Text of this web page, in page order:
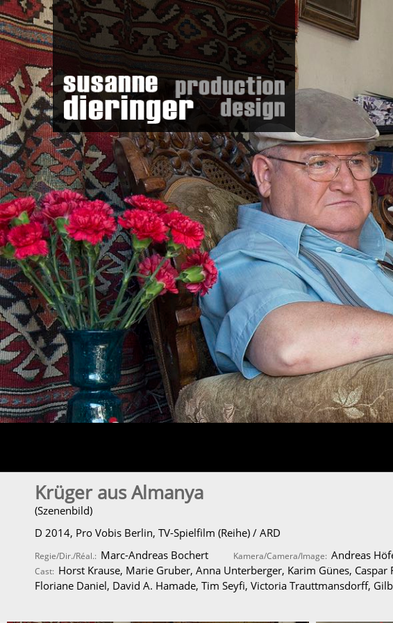
Krüger aus Almanya
(Szenenbild)
D 2014, Pro Vobis Berlin, TV-Spielfilm (Reihe) / ARD
Regie/Dir./Réal.: Marc-Andreas Bochert Kamera/Camera/Image: Andreas
Cast: Horst Krause, Marie Gruber, Anna Unterberger, Karim Günes,
Floriane Daniel, David A. Hamade, Tim Seyfi, Victoria Trauttmansdorff,